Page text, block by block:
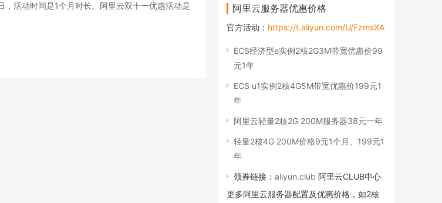
活动时间是1个月时长。阿里云双十一优惠活动是
阿里云服务器优惠价格
官方活动： https://t.aliyun.com/U/FzmsXA
ECS经济型e实例2核2G3M带宽优惠价99
元1年
ECS u1实例2核4G5M带宽优惠价199元1
年
阿里云轻量2核2G 200M服务器38元一年
轻量2核4G 200M价格9元1个月、199元1
年
领券链接： aliyun.club 阿里云CLUB中心
更多阿里云服务器配置及优惠价格，如2核